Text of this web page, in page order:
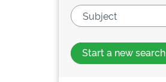
Start a new search